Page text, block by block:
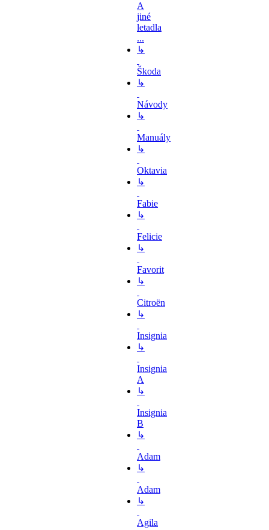
A
jiné
letadla
...
↳
Škoda
↳
Návody
↳
Manuály
↳
Oktavia
↳
Fabie
↳
Felicie
↳
Favorit
↳
Citroën
↳
Insignia
↳
Insignia
A
↳
Insignia
B
↳
Adam
↳
Adam
↳
Agila